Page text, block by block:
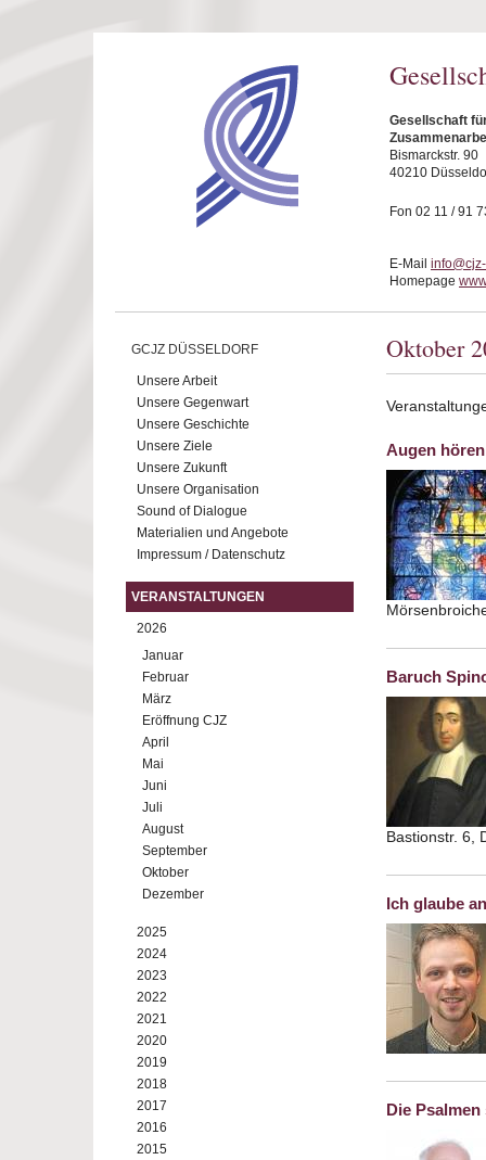
Gesellschaft
Bismarckstr. 90
40210
Fon 02 11 / 91
E-Mail
Homepage
GCJZ DÜSSELDORF
Unsere Arbeit
Unsere Gegenwart
Unsere Geschichte
Unsere Ziele
Unsere Zukunft
Unsere Organisation
Sound of Dialogue
Materialien und Angebote
Impressum / Datenschutz
VERANSTALTUNGEN
2026
Januar
Februar
März
Eröffnung CJZ
April
Mai
Juni
Juli
August
September
Oktober
Dezember
2025
2024
2023
2022
2021
2020
2019
2018
2017
2016
2015
Oktober
Augen
Baruch
Bastionstr. 6,
Ich glaube
Die